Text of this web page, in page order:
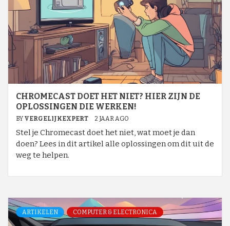
CHROMECAST DOET HET NIET? HIER ZIJN DE
OPLOSSINGEN DIE WERKEN!
BY VERGELIJKEXPERT 2 JAAR AGO
Stel je Chromecast doet het niet, wat moet je dan
doen? Lees in dit artikel alle oplossingen om dit uit de
weg te helpen.
ARTIKELEN COMPUTER & ELECTRONICA